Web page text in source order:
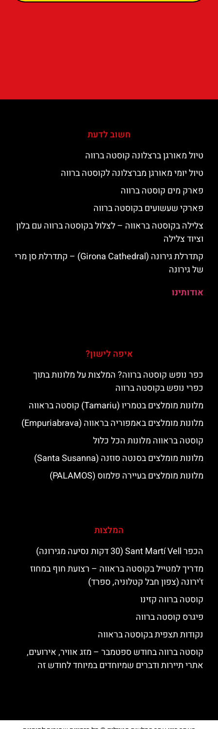
חשוב לדעת
טיול מאורגן ברצלונה קוסטה ברווה
טיול יומי מאורגן מברצלונה לקוסטה ברווה
פארק מים קוסטה ברווה
פארקי שעשועים בקוסטה ברווה
צלילה בקוסטה בראווה – לצלול בקוסטה ברווה עם בלון
וציוד צלילה
קתדרלת גירונה (Girona Cathedral) – קתדרלת סן מרי
של גירונה
אודותינו
איפה לישון?
כפר נופש קוסטה ברווה? המלצות על מלונות בתוך
כפרי נופש בקוסטה ברווה
מלונות מומלצים בטמריו (Tamariu) קוסטה בראווה
מלונות מומלצים באמפוריה בראווה (Empuriabrava)
קוסטה בראווה מלונות הכל כלול
מלונות מומלצים בסנטה סוזנה (Santa Susanna)
מלונות מומלצים בעיירה פלמוס (PALAMOS)
המלצות
הכפר Sant Martí Vell (30 דקות נסיעה מגירונה)
מדריך למטייל בקוסטה בראווה – רצועת חוף במחוז
ז'ירונה (צפון חבל קטלוניה, ספרד)
קוסטה ברווה קזינו
פיגרס קוסטה ברווה
נקודות תצפית בקוסטה בראווה
קוסטה ברווה בחודש ספטמבר – מזג אוויר, אירועים,
אתרי תיירות ודברים שמיוחדים במיוחד לחודש זה